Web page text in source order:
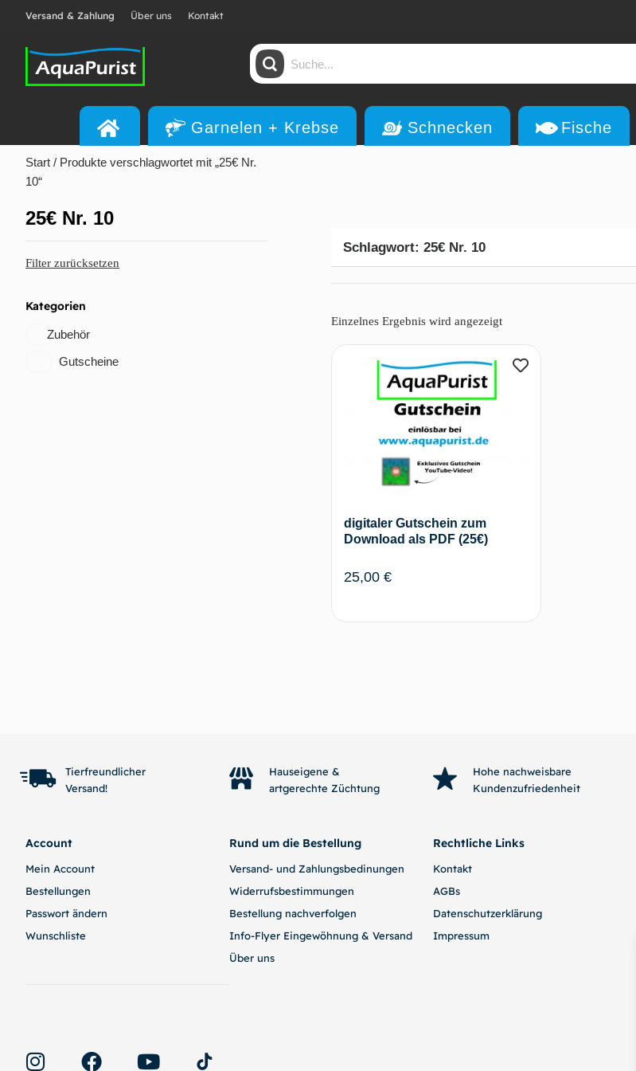
Versand & Zahlung Über uns Kontakt
Garnelen + Krebse Schnecken Fische
Start / Produkte verschlagwortet mit „25€ Nr.
10“
25€ Nr. 10
Filter zurücksetzen
Kategorien
Zubehör
Gutscheine
Schlagwort: 25€ Nr. 10
Einzelnes Ergebnis wird angezeigt
digitaler Gutschein zum
Download als PDF (25€)
25,00 €
Tierfreundlicher
Versand!
Hauseigene &
artgerechte Züchtung
Hohe nachweisbare
Kundenzufriedenheit
Account
Mein Account
Bestellungen
Passwort ändern
Wunschliste
Rund um die Bestellung
Versand- und Zahlungsbedinungen
Widerrufsbestimmungen
Bestellung nachverfolgen
Info-Flyer Eingewöhnung & Versand
Über uns
Rechtliche Links
Kontakt
AGBs
Datenschutzerklärung
Impressum